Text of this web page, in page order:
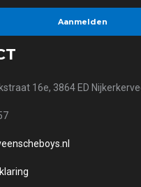
16e, 3864 ED